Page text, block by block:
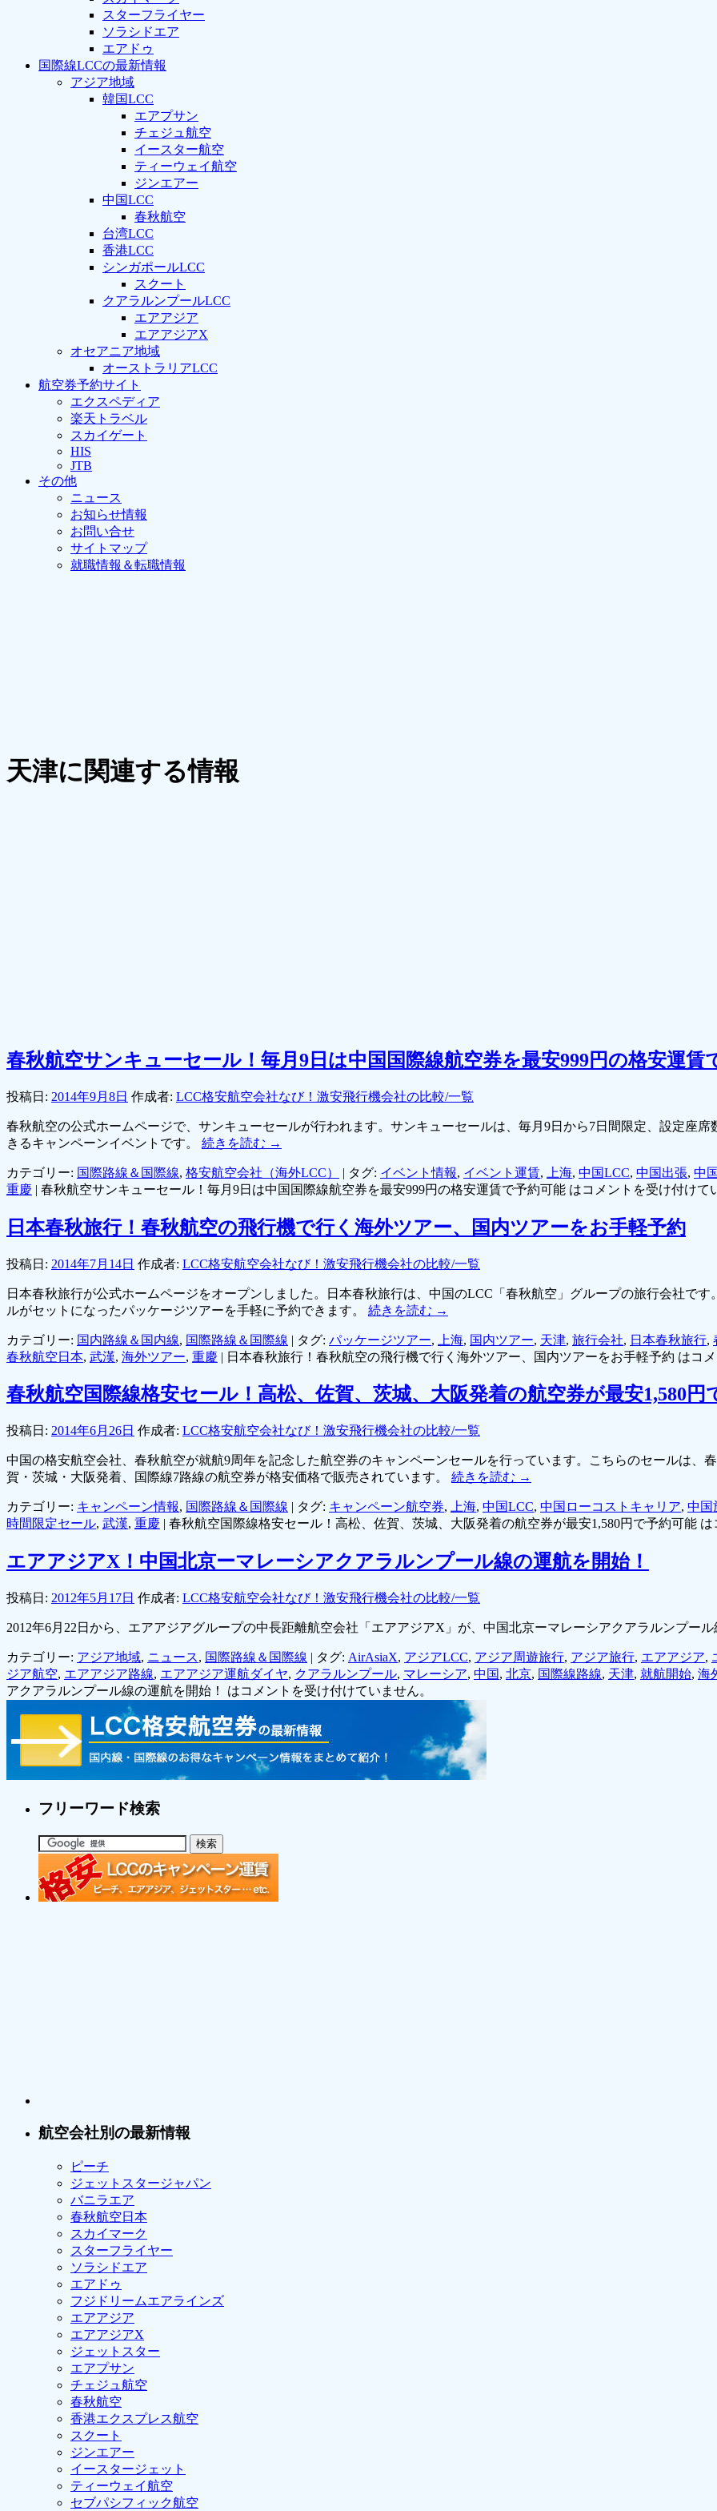
スターフライヤー
ソラシドエア
エアドゥ
国際線LCCの最新情報
アジア地域
韓国LCC
エアプサン
チェジュ航空
イースター航空
ティーウェイ航空
ジンエアー
中国LCC
春秋航空
台湾LCC
香港LCC
シンガポールLCC
スクート
クアラルンプールLCC
エアアジア
エアアジアX
オセアニア地域
オーストラリアLCC
航空券予約サイト
エクスペディア
楽天トラベル
スカイゲート
HIS
JTB
その他
ニュース
お知らせ情報
お問い合せ
サイトマップ
就職情報＆転職情報
天津に関連する情報
春秋航空サンキューセール！毎月9日は中国国際線航空券を最安999円の格安運賃
投稿日: 2014年9月8日 作成者: LCC格安航空会社なび！激安飛行機会社の比較/一覧
春秋航空の公式ホームページで、サンキューセールが行われます。サンキューセールは、毎月9日から7日間限定、設定座
きるキャンペーンイベントです。 続きを読む →
カテゴリー: 国際路線＆国際線, 格安航空会社（海外LCC） | タグ: イベント情報, イベント運賃, 上海, 中国LCC, 中国出張, 中
重慶 | 春秋航空サンキューセール！毎月9日は中国国際線航空券を最安999円の格安運賃で予約可能 はコメントを受け付けて
日本春秋旅行！春秋航空の飛行機で行く海外ツアー、国内ツアーをお手軽予約
投稿日: 2014年7月14日 作成者: LCC格安航空会社なび！激安飛行機会社の比較/一覧
日本春秋旅行が公式ホームページをオープンしました。日本春秋旅行は、中国のLCC「春秋航空」グループの旅行会社で
ルがセットになったパッケージツアーを手軽に予約できます。 続きを読む →
カテゴリー: 国内路線＆国内線, 国際路線＆国際線 | タグ: パッケージツアー, 上海, 国内ツアー, 天津, 旅行会社, 日本春秋旅行,
春秋航空日本, 武漢, 海外ツアー, 重慶 | 日本春秋旅行！春秋航空の飛行機で行く海外ツアー、国内ツアーをお手軽予約 はコ
春秋航空国際線格安セール！高松、佐賀、茨城、大阪発着の航空券が最安1,580円
投稿日: 2014年6月26日 作成者: LCC格安航空会社なび！激安飛行機会社の比較/一覧
中国の格安航空会社、春秋航空が就航9周年を記念した航空券のキャンペーンセールを行っています。こちらのセールは、
賀・茨城・大阪発着、国際線7路線の航空券が格安価格で販売されています。 続きを読む →
カテゴリー: キャンペーン情報, 国際路線＆国際線 | タグ: キャンペーン航空券, 上海, 中国LCC, 中国ローコストキャリア, 中国
時間限定セール, 武漢, 重慶 | 春秋航空国際線格安セール！高松、佐賀、茨城、大阪発着の航空券が最安1,580円で予約可能 は
エアアジアX！中国北京ーマレーシアクアラルンプール線の運航を開始！
投稿日: 2012年5月17日 作成者: LCC格安航空会社なび！激安飛行機会社の比較/一覧
2012年6月22日から、エアアジアグループの中長距離航空会社「エアアジアX」が、中国北京ーマレーシアクアラルンプー
カテゴリー: アジア地域, ニュース, 国際路線＆国際線 | タグ: AirAsiaX, アジアLCC, アジア周遊旅行, アジア旅行, エアアジア,
ジア航空, エアアジア路線, エアアジア運航ダイヤ, クアラルンプール, マレーシア, 中国, 北京, 国際線路線, 天津, 就航開始, 海
アクアラルンプール線の運航を開始！ はコメントを受け付けていません。
フリーワード検索
航空会社別の最新情報
ピーチ
ジェットスタージャパン
バニラエア
春秋航空日本
スカイマーク
スターフライヤー
ソラシドエア
エアドゥ
フジドリームエアラインズ
エアアジア
エアアジアX
ジェットスター
エアプサン
チェジュ航空
春秋航空
香港エクスプレス航空
スクート
ジンエアー
イースタージェット
ティーウェイ航空
セブパシフィック航空